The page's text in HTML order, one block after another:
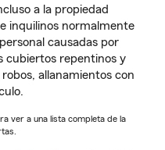
a la propiedad
inquilinos normalmente
causadas por
cubiertos repentinos y
allanamientos con
ver a una lista completa de la